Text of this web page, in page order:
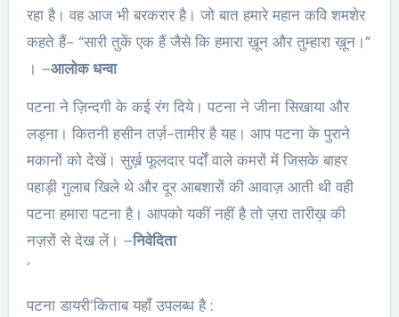
रहा है। वह आज भी बरकरार है। जो बात हमारे महान कवि शमशेर
कहते हैं- “सारी तुकें एक हैं जैसे कि हमारा ख़ून और तुम्हारा ख़ून।”
। –आलोक धन्वा
पटना ने ज़िन्दगी के कई रंग दिये। पटना ने जीना सिखाया और
लड़ना। कितनी हसीन तर्ज़-तामीर है यह। आप पटना के पुराने
मकानों को देखें। सुर्ख़ फूलदार पर्दों वाले कमरों में जिसके बाहर
पहाड़ी गुलाब खिले थे और दूर आबशारों की आवाज़ आती थी वही
पटना हमारा पटना है। आपको यकीं नहीं है तो ज़रा तारीख़ की
नज़रों से देख लें। –निवेदिता
‘
पटना डायरी’किताब यहाँ उपलब्ध है :